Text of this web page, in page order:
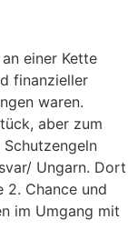
einer Kette
finanzieller
waren.
aber zum
Ungarn. Dort
Chance und
im Umgang mit